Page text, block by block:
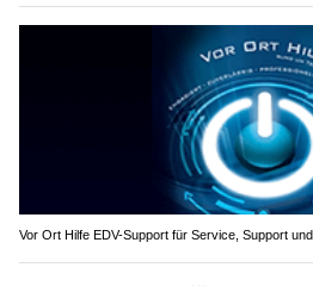
Vor Ort Hilfe EDV-Support für Service, Support